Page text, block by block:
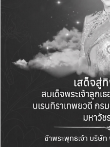
อยู่ร่วมกันอย่างเกื้อกูลข
แวดล้อม ภายในศูนย์เรี
ถาวร จำนวน 7 โซน คร
ประวัติศาสตร์ไฟฟ้า กร
รักษาสิ่งแวดล้อม และก
และชุมชน โดยมุ่งเน้นให้
ร่วม ผ่านเทคนิคการนำ
โดยปัจจุบันมีผู้เยี่ยมชมเ
สำหรับการประกวดราง